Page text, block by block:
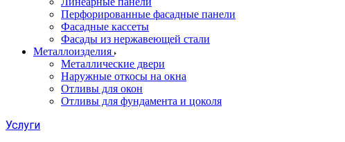
Перфорированные фасадные панели
Фасадные кассеты
Фасады из нержавеющей стали
Металлоизделия
Металлические двери
Наружные откосы на окна
Отливы для окон
Отливы для фундамента и цоколя
Услуги